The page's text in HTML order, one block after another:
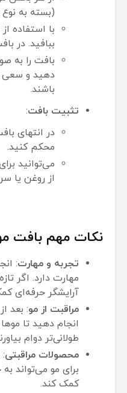
(بسته به
با استفاده
ببافید. در
بافت را به
دهید و سعی
باشند.
تثبیت بافت:
در انتهای
محکم کنید.
می‌توانید
از روغن یا
نکات مهم بافت
تجربه و مهارت:
مهارت دارد. اگر
آرایشگر حرفه‌ای
مراقبت از مو: بعد
انجام دهید تا
طولانی‌تر دوام
محصولات مراقبتی
برای مو می‌تواند
کمک کند.